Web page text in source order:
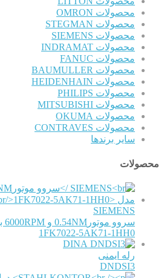
محصولات OMRON
محصولات STEGMAN
محصولات SIEMENS
محصولات INDRAMAT
محصولات FANUC
محصولات BAUMULLER
محصولات HEIDENHAIN
محصولات PHILIPS
محصولات MITSUBISHI
محصولات OKUMA
محصولات CONTRAVES
سایر برندها
محصولات
SIEMENS
سروو موتور0.54NM و 6000RPM با ترمز مدل
1FK7022-5AK71-1HH0
DINA
رله ایمنی
DNDSI3